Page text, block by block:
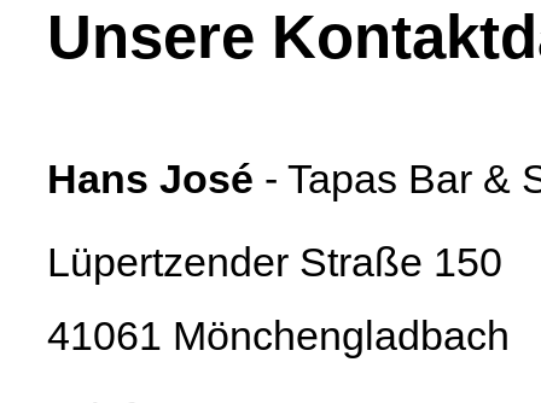
Unsere
Hans José - Tapas Bar &
Lüpertzender Straße 150
41061 Mönchengladbach